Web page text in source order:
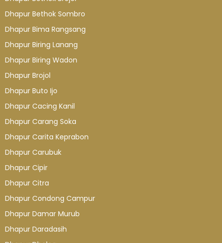
Dhapur Bethok Sombro
Dhapur Bima Rangsang
Dhapur Biring Lanang
Dhapur Biring Wadon
Dhapur Brojol
Dhapur Buto Ijo
Dhapur Cacing Kanil
Dhapur Carang Soka
Dhapur Carita Keprabon
Dhapur Carubuk
Dhapur Cipir
Dhapur Citra
Dhapur Condong Campur
Dhapur Damar Murub
Dhapur Daradasih